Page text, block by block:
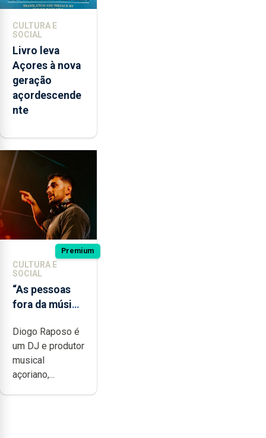
CULTURA E
SOCIAL
Livro leva
Açores à nova
geração
açordescende
nte
Premium
CULTURA E
SOCIAL
“As pessoas
fora da música
noção do quão
difícil é
produzir uma
música”
Diogo Raposo é
um DJ e produtor
musical
açoriano,...